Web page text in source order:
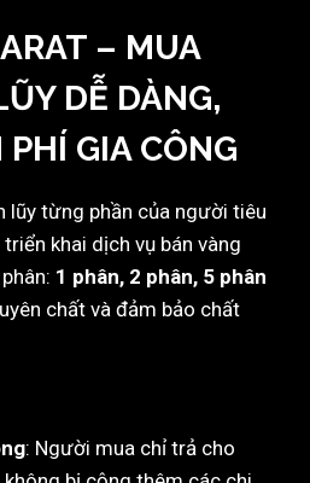
– MUA
DỄ DÀNG,
GIA CÔNG
lũy từng phần của người tiêu
triển khai dịch vụ bán vàng
1 phân, 2 phân, 5 phân
chất và đảm bảo chất
: Người mua chỉ trả cho